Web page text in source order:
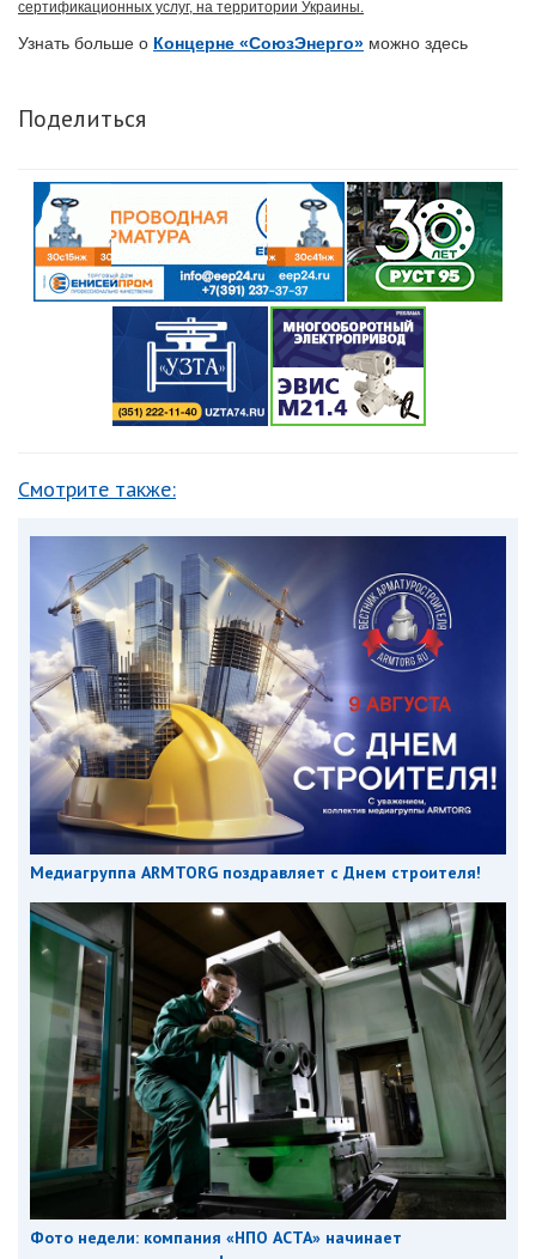
сертификационных услуг, на территории Украины.
Узнать больше о Концерне «СоюзЭнерго» можно здесь
Поделиться
Смотрите также:
Медиагруппа ARMTORG поздравляет с Днем строителя!
Фото недели: компания «НПО АСТА» начинает